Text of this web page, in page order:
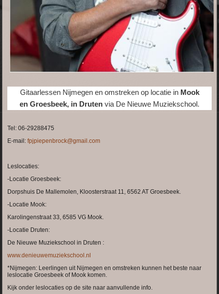
Gitaarlessen Nijmegen en omstreken op locatie inMook
en Groesbeek, in Druten via De Nieuwe Muziekschool.
Tel: 06-29288475
E-mail:fpjpiepenbrock@gmail.com
Leslocaties:
-Locatie Groesbeek:
Dorpshuis De Mallemolen, Kloosterstraat 11, 6562 AT Groesbeek.
-Locatie Mook:
Karolingenstraat 33, 6585 VG Mook.
-Locatie Druten:
De Nieuwe Muziekschool in Druten :
www.denieuwemuziekschool.nl
*Nijmegen: Leerlingen uit Nijmegen en omstreken kunnen het beste naar
leslocatie Groesbeek of Mook komen.
Kijk onder leslocaties op de site naar aanvullende info.